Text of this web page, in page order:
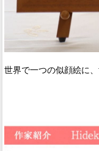
世界で一つの似顔絵に